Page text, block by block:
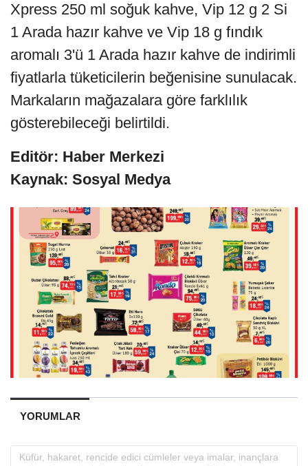
Xpress 250 ml soğuk kahve, Vip 12 g 2 Si
1 Arada hazır kahve ve Vip 18 g fındık
aromalı 3'ü 1 Arada hazır kahve de indirimli
fiyatlarla tüketicilerin beğenisine sunulacak.
Markaların mağazalara göre farklılık
gösterebileceği belirtildi.
Editör: Haber Merkezi
Kaynak: Sosyal Medya
YORUMLAR